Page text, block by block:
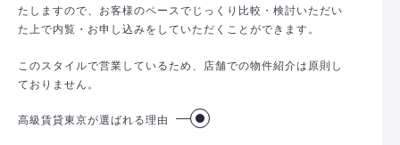
たしますので、お客様のペースでじっくり比較・検討いただい
た上で内覧・お申し込みをしていただくことができます。
このスタイルで営業しているため、店舗での物件紹介は原則し
ておりません。
高級賃貸東京が選ばれる理由